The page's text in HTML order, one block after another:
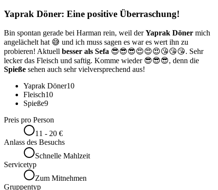
Yaprak Döner: Eine positive Überraschung!
Bin spontan gerade bei Harman rein, weil derYaprak Döner mich
angelächelt hat 😅 und ich muss sagen es war es wert ihn zu
probieren! Aktuell besser als Sefa 😎😎😎😍😍😍😘😘😘. Sehr
lecker das Fleisch und saftig. Komme wieder 😎😎😎, denn die
Spieße sehen auch sehr vielversprechend aus!
Yaprak Döner10
Fleisch10
Spieße9
Preis pro Person
11 - 20 €
Anlass des Besuchs
Schnelle Mahlzeit
Servicetyp
Zum Mitnehmen
Gruppentyp